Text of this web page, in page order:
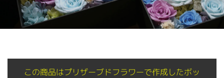
この商品はプリザーブドフラワーで作成したボッ